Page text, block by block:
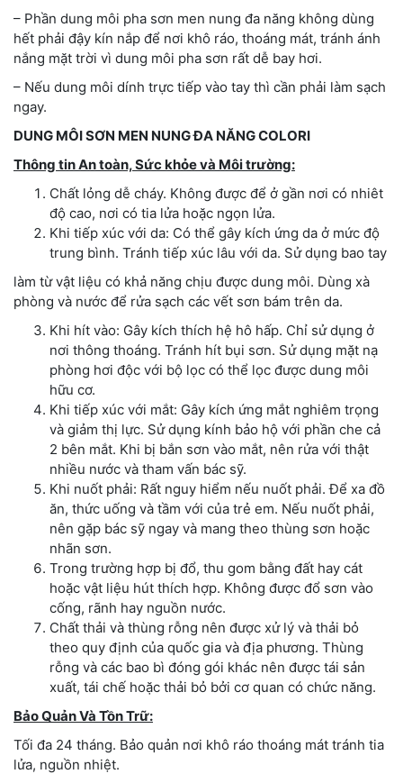
– Phần dung môi pha sơn men nung đa năng không dùng
hết phải đậy kín nắp để nơi khô ráo, thoáng mát, tránh ánh
nắng mặt trời vì dung môi pha sơn rất dễ bay hơi.
– Nếu dung môi dính trực tiếp vào tay thì cần phải làm sạch
ngay.
DUNG MÔI SƠN MEN NUNG ĐA NĂNG COLORI
Thông tin An toàn, Sức khỏe và Môi trường:
Chất lỏng dễ cháy. Không được để ở gần nơi có nhiêt
độ cao, nơi có tia lửa hoặc ngọn lửa.
Khi tiếp xúc với da: Có thể gây kích ứng da ở mức độ
trung bình. Tránh tiếp xúc lâu với da. Sử dụng bao tay
làm từ vật liệu có khả năng chịu được dung môi. Dùng xà
phòng và nước để rửa sạch các vết sơn bám trên da.
Khi hít vào: Gây kích thích hệ hô hấp. Chỉ sử dụng ở
nơi thông thoáng. Tránh hít bụi sơn. Sử dụng mặt nạ
phòng hơi độc với bộ lọc có thể lọc được dung môi
hữu cơ.
Khi tiếp xúc với mắt: Gây kích ứng mắt nghiêm trọng
và giảm thị lực. Sử dụng kính bảo hộ với phần che cả
2 bên mắt. Khi bị bắn sơn vào mắt, nên rửa với thật
nhiều nước và tham vấn bác sỹ.
Khi nuốt phải: Rất nguy hiểm nếu nuốt phải. Để xa đồ
ăn, thức uống và tầm với của trẻ em. Nếu nuốt phải,
nên gặp bác sỹ ngay và mang theo thùng sơn hoặc
nhãn sơn.
Trong trường hợp bị đổ, thu gom bằng đất hay cát
hoặc vật liệu hút thích hợp. Không được đổ sơn vào
cống, rãnh hay nguồn nước.
Chất thải và thùng rỗng nên được xử lý và thải bỏ
theo quy định của quốc gia và địa phương. Thùng
rỗng và các bao bì đóng gói khác nên được tái sản
xuất, tái chế hoặc thải bỏ bởi cơ quan có chức năng.
Bảo Quản Và Tồn Trữ:
Tối đa 24 tháng. Bảo quản nơi khô ráo thoáng mát tránh tia
lửa, nguồn nhiệt.